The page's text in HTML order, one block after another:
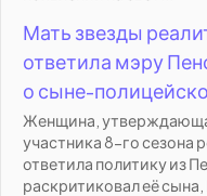
Мать звезды
ответила мэру
о сыне-
Женщина,
участника 8-го сезона
ответила политику из
раскритиковал её сына,